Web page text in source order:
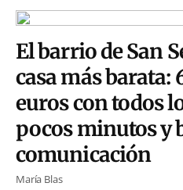
El barrio de San
casa más barata:
euros con todos
pocos minutos y
comunicación
María Blas